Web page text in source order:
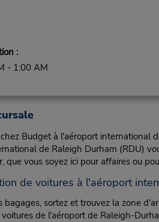
:
- 1:00 AM
Budget à l'aéroport
de Raleigh Durham (RDU)
que vous soyez ici pour affaires ou
de voitures à l'aéroport
bagages, sortez et trouvez la zone
de l'aéroport de Raleigh-